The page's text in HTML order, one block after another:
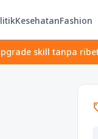
KesehatanFashion
skill tanpa ribet?